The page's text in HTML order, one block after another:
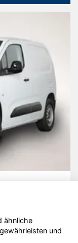
- 2026
ähnliche
und